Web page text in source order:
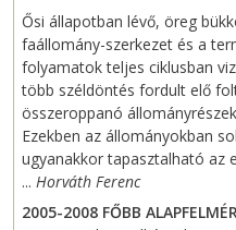
Ősi állapotban lévő, öreg
faállomány-szerkezet és a
folyamatok teljes ciklusban
több széldöntés fordult elő
összeroppanó
Ezekben az állományokban
ugyanakkor tapasztalható az
... Horváth Ferenc
2005-2008 FŐBB